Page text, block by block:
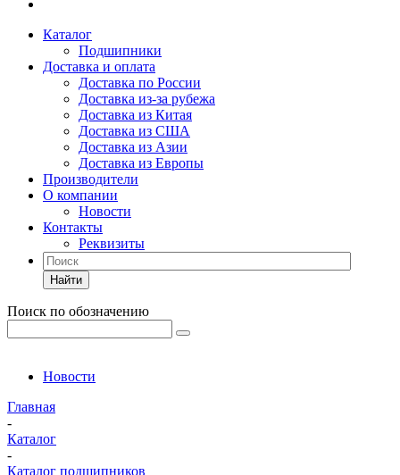
Каталог
Подшипники
Доставка и оплата
Доставка по России
Доставка из-за рубежа
Доставка из Китая
Доставка из США
Доставка из Азии
Доставка из Европы
Производители
О компании
Новости
Контакты
Реквизиты
Найти
Поиск по обозначению
Новости
Главная
-
Каталог
-
Каталог подшипников